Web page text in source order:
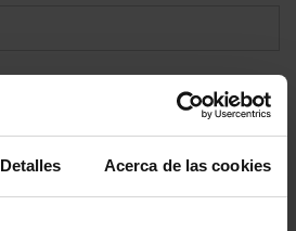
Detalles Acerca de las cookies